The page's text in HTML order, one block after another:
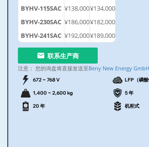
BYHV-115SAC ¥138,000¥134,000
BYHV-230SAC ¥186,000¥182,000
BYHV-241SAC ¥192,000¥189,000
联系生产商
注意： 您的询盘将直接发送至Beny New Energy GmbH
672 ~ 768 V LFP（磷酸
1,400 ~ 2,600 kg 5 年
20 年 机柜式